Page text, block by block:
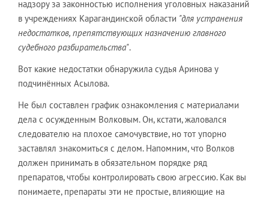
надзору за законностью исполнения уголовных наказаний
в учреждениях Карагандинской области "для устранения
недостатков, препятствующих назначению главного
судебного разбирательства".
Вот какие недостатки обнаружила судья Аринова у
подчинённых Асылова.
Не был составлен график ознакомления с материалами
дела с осужденным Волковым. Он, кстати, жаловался
следователю на плохое самочувствие, но тот упорно
заставлял знакомиться с делом. Напомним, что Волков
должен принимать в обязательном порядке ряд
препаратов, чтобы контролировать свою агрессию. Как вы
понимаете, препараты эти не простые, влияющие на